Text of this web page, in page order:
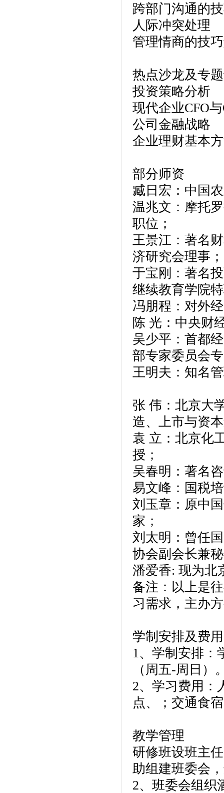
跨部门沟通的
人际冲突处理
管理情商的技
热点沙龙及专
投资策略分析
现代企业CFO
公司金融战略
企业理财基本
部分师资
臧日宏：中国
温兆文：摩托
职位；
王景江：著名
济研究会理事；
于宝刚：著名
继续教育学院
冯朋程：对外
陈 光：中央财
吴少平：首都
部专家委员会
王明夫：知名
张 伟：北京大
造、上市与资
袁 立：北京化
授；
吴春明：著名
易文峰：国税
刘玉章：原中
家；
刘太明：曾任
协会副会长兼
潘爱香: 现为北
备注：以上是
习需求，主办
学制安排及费用
1、学制安排：
（周五-周日）
2、学习费用：
点、；交通食
教学管理
研修班设班主
助组建班委会
2、班委会组织